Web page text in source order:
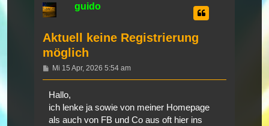
guido
Aktuell keine Registrierung
möglich
Beitrag
Mi 15 Apr, 2026 5:54 am
Hallo,
ich lenke ja sowie von meiner Homepage
als auch von FB und Co aus oft hier ins